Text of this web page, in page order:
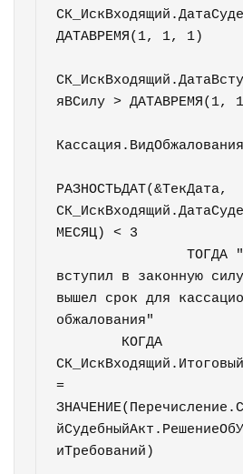
ДАТАВРЕМЯ(1, 1, 1)
яВСилу > ДАТАВРЕМЯ(1,
РАЗНОСТЬДАТ(&ТекДата,
МЕСЯЦ) < 3
		ТОГДА "Судебный акт
вступил в законную
вышел срок для
обжалования"
=
иТребований)